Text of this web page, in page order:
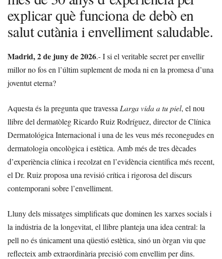
explicar què funciona de debò en
salut cutània i envelliment saludable.
Madrid, 2 de juny de 2026.- I si el veritable secret per envellir
millor no fos en l’últim suplement de moda ni en la promesa d’una
joventut eterna?
Aquesta és la pregunta que travessa Larga vida a tu piel, el nou
llibre del dermatòleg Ricardo Ruiz Rodríguez, director de Clínica
Dermatológica Internacional i una de les veus més reconegudes en
dermatologia oncològica i estètica. Amb més de tres dècades
d’experiència clínica i recolzat en l’evidència científica més recent,
el Dr. Ruiz proposa una revisió crítica i rigorosa del discurs
contemporani sobre l’envelliment.
Lluny dels missatges simplificats que dominen les xarxes socials i
la indústria de la longevitat, el llibre planteja una idea central: la
pell no és únicament una qüestió estètica, sinó un òrgan viu que
reflecteix amb extraordinària precisió com envellim per dins.